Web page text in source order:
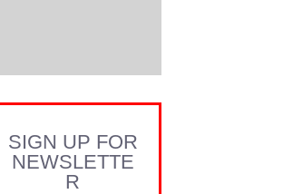
SIGN UP FOR
NEWSLETTE
R